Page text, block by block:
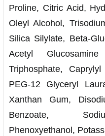
Proline, Citric Acid,
Oleyl Alcohol,
Silica Silylate, Beta-
Acetyl
Triphosphate,
PEG-12 Glyceryl
Xanthan Gum,
Benzoate,
Phenoxyethanol,